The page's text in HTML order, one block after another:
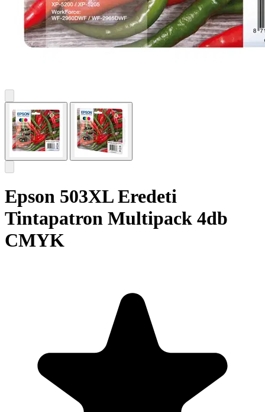
Epson 503XL Eredeti
Tintapatron Multipack 4db
CMYK